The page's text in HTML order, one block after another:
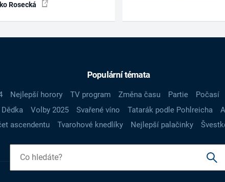
Rosecká
Populární témata
Nejlepší horory TV program Změna času Partie Počasí
Volby 2025 Svařené víno Tatarák podle Pohlreicha
ascendentu
Tvarohové knedlíky Nejlepší palačinky